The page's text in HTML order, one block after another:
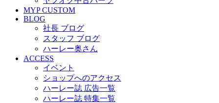
MYP CUSTOM
BLOG
社長 ブログ
スタッフ ブログ
ハーレー奥さん
ACCESS
イベント
ショップへのアクセス
ハーレー誌 広告一覧
ハーレー誌 特集一覧